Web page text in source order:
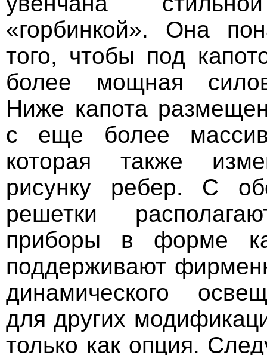
«горбинкой». Она
того, чтобы под
более мощная
Ниже капота
с еще более
которая также
рисунку ребер. С
решетки
приборы в форме
поддерживают
динамического
для других
только как опция.